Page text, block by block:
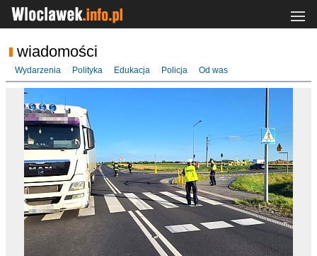
wiadomości
Wydarzenia Polityka Edukacja Policja Od was